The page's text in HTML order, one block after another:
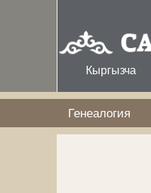
Кыргызча
Генеалогия